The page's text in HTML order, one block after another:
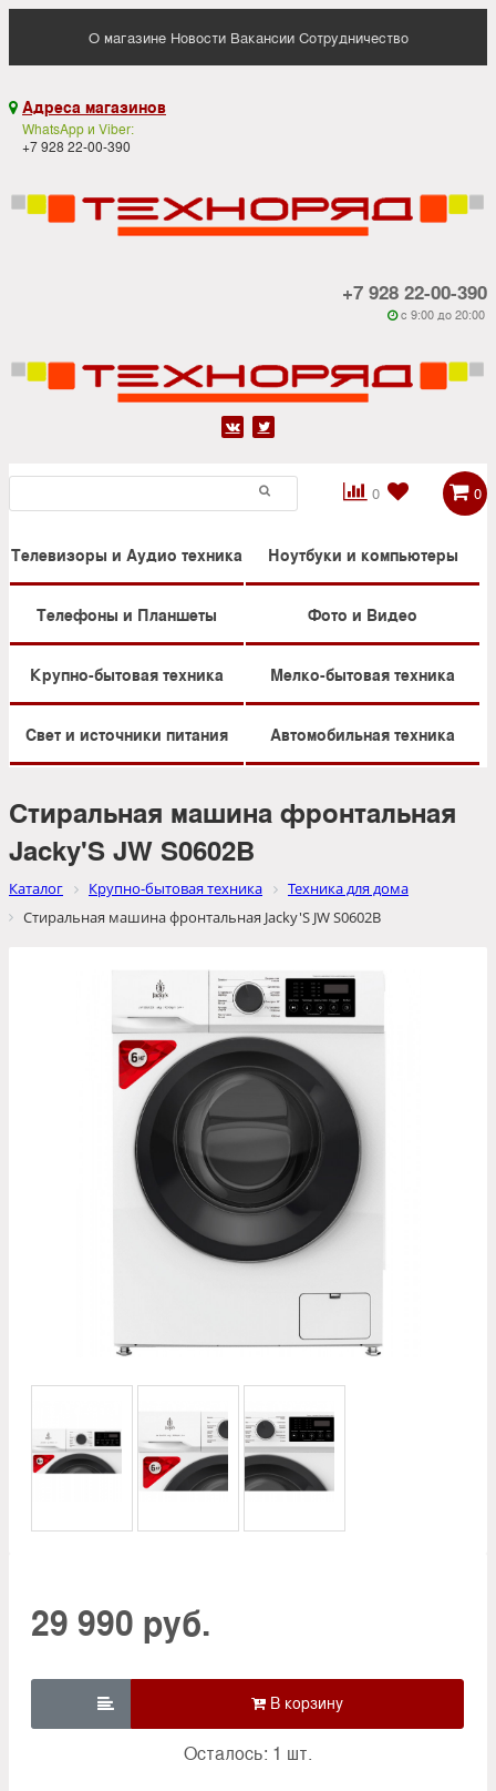
О магазине Новости Вакансии Сотрудничество
 Адреса магазинов
WhatsApp и Viber:
+7 928 22-00-390
+7 928 22-00-390
 c 9:00 до 20:00
 
0

 0
Телевизоры и Аудио техника Ноутбуки и компьютеры
Телефоны и Планшеты Фото и Видео
Крупно-бытовая техника Мелко-бытовая техника
Свет и источники питания Автомобильная техника
Стиральная машина фронтальная
Jacky'S JW S0602B
Каталог Крупно-бытовая техника
Техника для дома
Стиральная машина фронтальная Jacky'S JW S0602B
29 990 руб.

Осталось: 1 шт.